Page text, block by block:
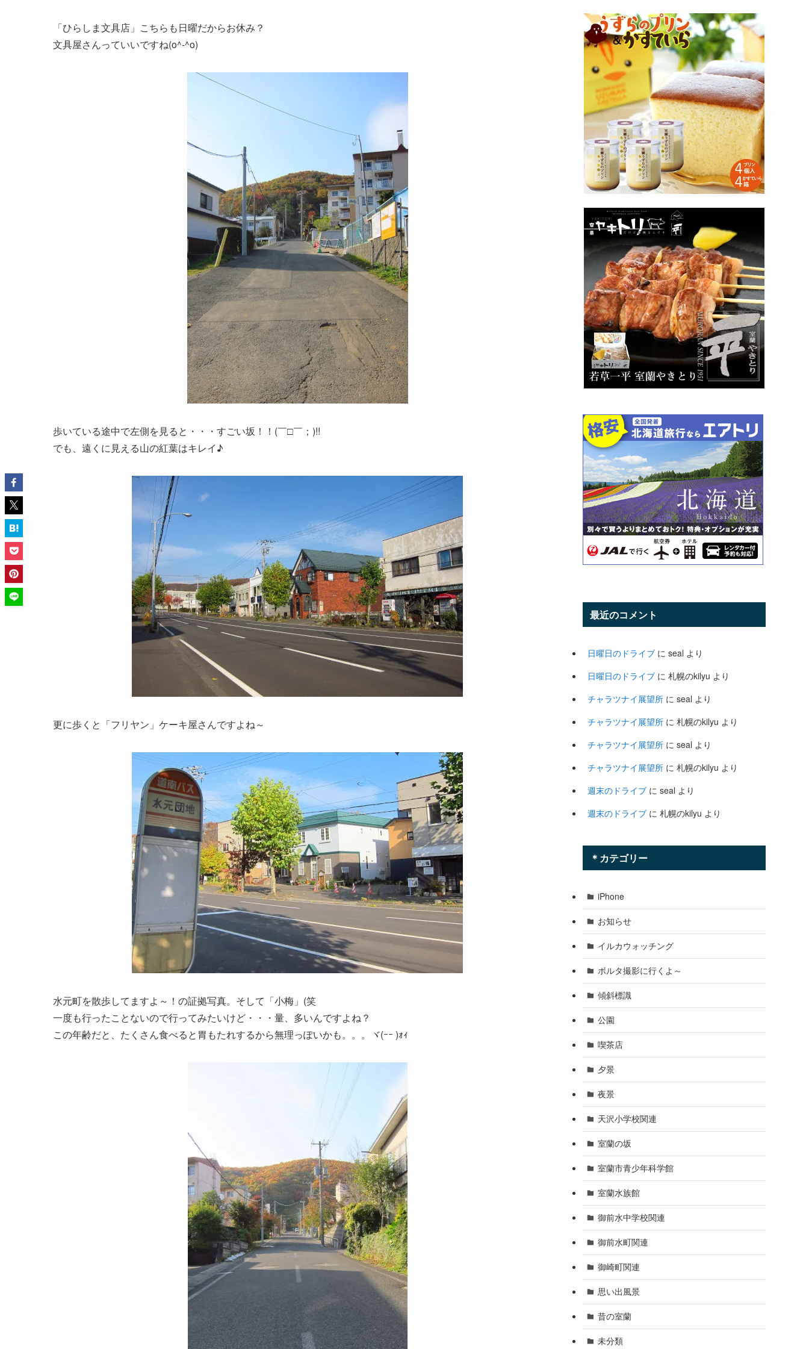
「ひらしま文具店」こちらも日曜だからお休み？
文具屋さんっていいですね(o^-^o)
歩いている途中で左側を見ると・・・すごい坂！！(￣□￣；)!!
でも、遠くに見える山の紅葉はキレイ♪
更に歩くと「フリヤン」ケーキ屋さんですよね～
水元町を散歩してますよ～！の証拠写真。そして「小梅」(笑
一度も行ったことないので行ってみたいけど・・・量、多いんですよね？
この年齢だと、たくさん食べると胃もたれするから無理っぽいかも。。。ヾ(ｰｰ )ｫｨ
最近のコメント
日曜日のドライブ に seal より
日曜日のドライブ に 札幌のkilyu より
チャラツナイ展望所 に seal より
チャラツナイ展望所 に 札幌のkilyu より
チャラツナイ展望所 に seal より
チャラツナイ展望所 に 札幌のkilyu より
週末のドライブ に seal より
週末のドライブ に 札幌のkilyu より
＊カテゴリー
iPhone
お知らせ
イルカウォッチング
ボルタ撮影に行くよ～
傾斜標識
公園
喫茶店
夕景
夜景
天沢小学校関連
室蘭の坂
室蘭市青少年科学館
室蘭水族館
御前水中学校関連
御前水町関連
御崎町関連
思い出風景
昔の室蘭
未分類